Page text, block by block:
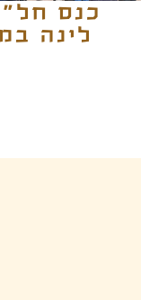
כנס חל״ב 8 הדסה עין
לינה